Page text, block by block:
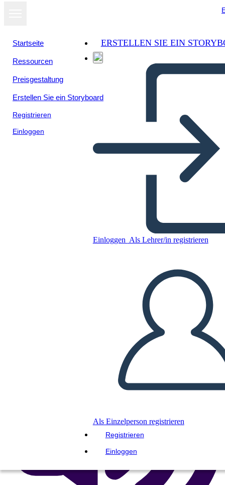
Startseite
Ressourcen
Preisgestaltung
Erstellen Sie ein Storyboard
Registrieren
Einloggen
ERSTELLEN SIE EIN
Einloggen Als Lehrer/in registrieren
Als Einzelperson registrieren
Registrieren
Einloggen
los oceanos
ERSTELLEN SIE EIN STORYBOARD
DIASHOW ABSPIELEN
LIES MIR VOR
Als Diashow
ansehen